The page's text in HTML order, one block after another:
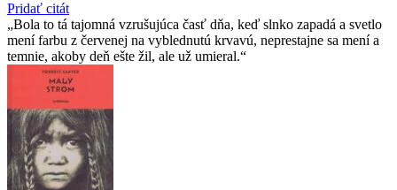
Pridať citát
Bola to tá tajomná vzrušujúca časť dňa, keď slnko zapadá a svetlo
mení farbu z červenej na vyblednutú krvavú, neprestajne sa mení a
temnie, akoby deň ešte žil, ale už umieral.